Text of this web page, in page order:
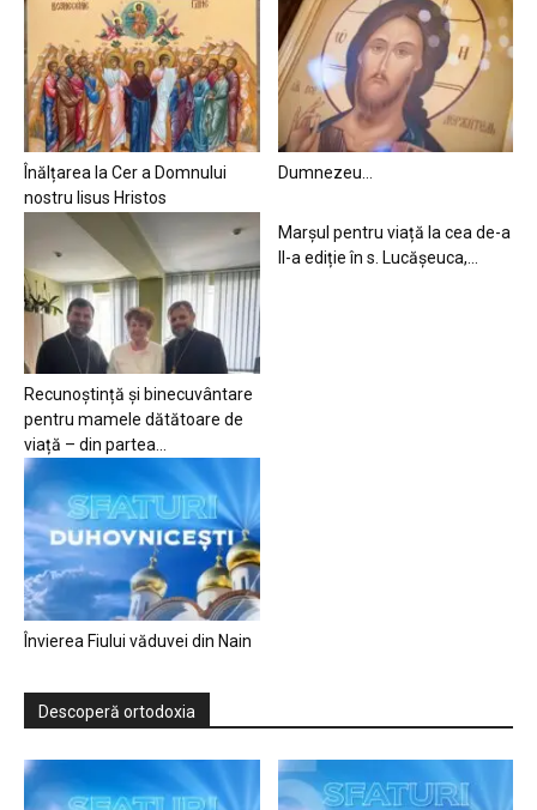
Înălțarea la Cer a Domnului
nostru Iisus Hristos
Dumnezeu…
Recunoștință și binecuvântare
pentru mamele dătătoare de
viață – din partea...
Marșul pentru viață la cea de-a
II-a ediție în s. Lucășeuca,...
Învierea Fiului văduvei din Nain
Descoperă ortodoxia